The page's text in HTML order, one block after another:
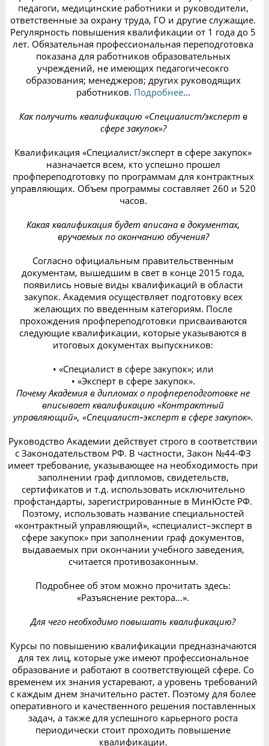
педагоги, медицинские работники и руководители,
ответственные за охрану труда, ГО и другие служащие.
Регулярность повышения квалификации от 1 года до 5
лет. Обязательная профессиональная переподготовка
показана для работников образовательных
учреждений, не имеющих педагогичесокго
образования; менеджеров; других руководящих
работников. Подробнее...
Как получить квалификацию «Специалист/эксперт в
сфере закупок»?
Квалификация «Специалист/эксперт в сфере закупок»
назначается всем, кто успешно прошел
профпереподготовку по программам для контрактных
управляющих. Объем программы составляет 260 и 520
часов.
Какая квалификация будет вписана в документах,
вручаемых по окончанию обучения?
Согласно официальным правительственным
документам, вышедшим в свет в конце 2015 года,
появились новые виды квалификаций в области
закупок. Академия осуществляет подготовку всех
желающих по введенным категориям. После
прохождения профпереподготовки присваиваются
следующие квалификации, которые указываются в
итоговых документах выпускников:
• «Специалист в сфере закупок»; или
• «Эксперт в сфере закупок».
Почему Академия в дипломах о профпереподготовке не
вписывает квалификацию «Контрактный
управляющий», «Специалист–эксперт в сфере закупок».
Руководство Академии действует строго в соответствии
с Законодательством РФ. В частности, Закон №44-ФЗ
имеет требование, указывающее на необходимость при
заполнении граф дипломов, свидетельств,
сертификатов и т.д. использовать исключительно
профстандарты, зарегистрированные в МинЮсте РФ.
Поэтому, использовать название специальностей
«контрактный управляющий», «специалист–эксперт в
сфере закупок» при заполнении граф документов,
выдаваемых при окончании учебного заведения,
считается противозаконным.
Подробнее об этом можно прочитать здесь:
«Разъяснение ректора…».
Для чего необходимо повышать квалификацию?
Курсы по повышению квалификации предназначаются
для тех лиц, которые уже имеют профессиональное
образование и работают в соответствующей сфере. Со
временем их знания устаревают, а уровень требований
с каждым днем значительно растет. Поэтому для более
оперативного и качественного решения поставленных
задач, а также для успешного карьерного роста
периодически стоит проходить повышение
квалификации.